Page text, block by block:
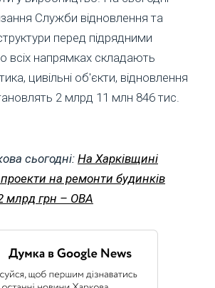
Служби відновлення та
перед підрядними
всіх напрямках складають
цивільні об'єкти, відновлення
2 млрд 11 млн 846 тис.
сьогодні: На Харківщині
на ремонти будинків
млрд грн – ОВА